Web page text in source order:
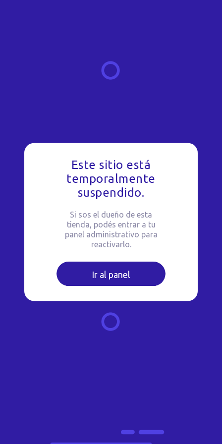
Este sitio está
temporalmente
suspendido.
Si sos el dueño de esta
tienda, podés entrar a tu
panel administrativo para
reactivarlo.
Ir al panel